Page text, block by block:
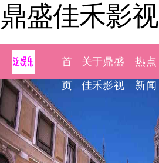
鼎盛佳禾影视
首
页
关于鼎盛
佳禾影视
热点
新闻